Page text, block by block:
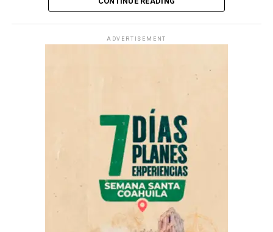
• Sábado 29 de agosto, “Saraperos por la Juventud”,
en el cual, el Estadio Francisco I. Madero se
transformará en un espacio dedicado al bienestar físico,
ADVERTISEMENT
La Dirección de Medio Ambiente y Desarrollo
Sustentable, a través del Centro de Bienestar de Seres
Sintientes, informó que el horario de atención es de 9:00
de la mañana a 1:00 de la tarde.
ADVERTISEMENT